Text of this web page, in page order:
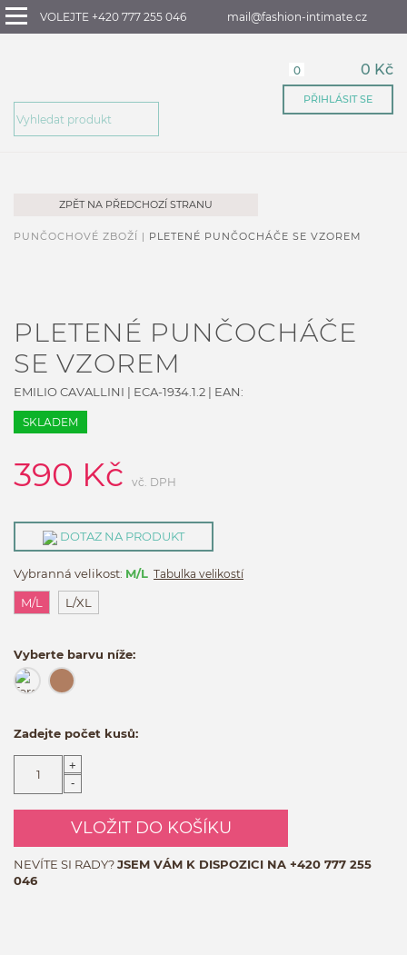
VOLEJTE +420 777 255 046 mail@fashion-intimate.cz
0 0 Kč
PŘIHLÁSIT SE
ZPĚT NA PŘEDCHOZÍ STRANU
PUNČOCHOVÉ ZBOŽÍ | PLETENÉ PUNČOCHÁČE SE VZOREM
PLETENÉ PUNČOCHÁČE
SE VZOREM
EMILIO CAVALLINI | ECA-1934.1.2 | EAN:
SKLADEM
390 Kč vč. DPH
DOTAZ NA PRODUKT
Vybranná velikost: M/L Tabulka velikostí
M/L L/XL
Vyberte barvu níže:
Zadejte počet kusů:
+
-
VLOŽIT DO KOŠÍKU
NEVÍTE SI RADY?JSEM VÁM K DISPOZICI NA +420 777 255
046